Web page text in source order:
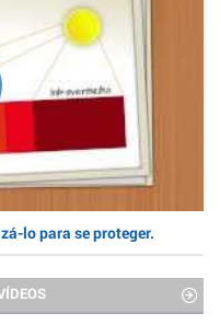
lo para se proteger.